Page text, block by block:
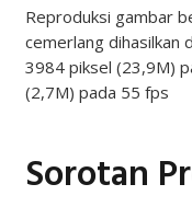
Reproduksi gambar
cemerlang dihasilkan
3984 piksel (23,9M)
(2,7M) pada 55 fps
Sorotan